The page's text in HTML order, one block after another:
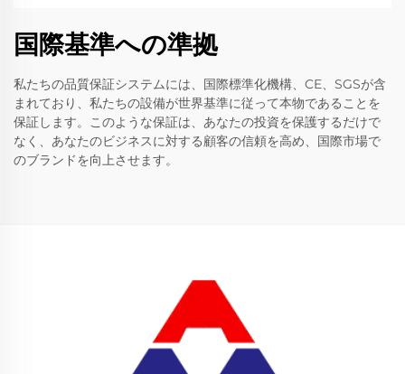
国際基準への準拠
私たちの品質保証システムには、国際標準化機構、CE、SGSが含
まれており、私たちの設備が世界基準に従って本物であることを
保証します。このような保証は、あなたの投資を保護するだけで
なく、あなたのビジネスに対する顧客の信頼を高め、国際市場で
のブランドを向上させます。